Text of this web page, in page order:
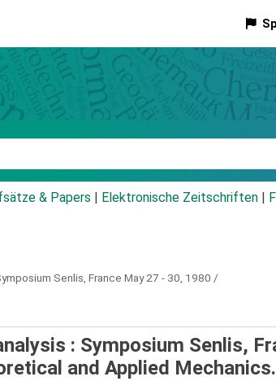
& Papers Elektronische Zeitschriften
Senlis, France May 27 - 30, 1980 /
: Symposium Senlis,
and Applied